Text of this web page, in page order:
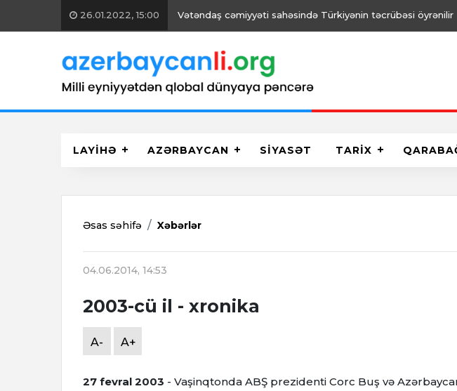
26.01.2022, 15:00 Vətəndaş cəmiyyəti sahəsində Türkiyənin təcrübəsi öyrənilir
LAYİHƏ AZƏRBAYCAN SİYASƏT TARİX
Əsas səhifə Xəbərlər
04.06.2014, 14:53
2003-cü il - xronika
A- A+
27 fevral 2003 - Vaşinqtonda ABŞ prezidenti Corc Buş və